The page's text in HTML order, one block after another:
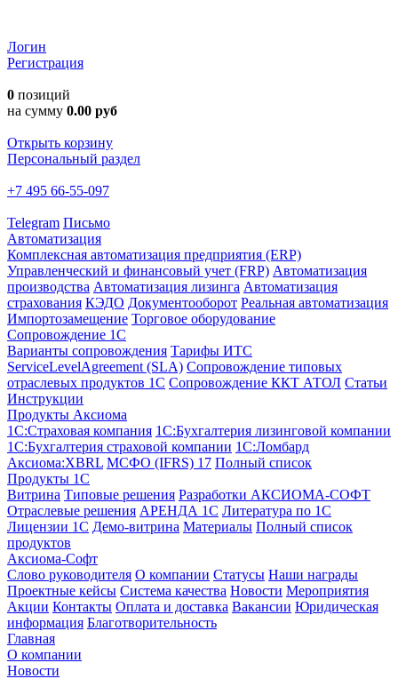
Логин
Регистрация
0 позиций
на сумму 0.00 руб
Открыть корзину
Персональный раздел
+7 495 66-55-097
Telegram Письмо
Автоматизация
Комплексная автоматизация предприятия (ERP)
Управленческий и финансовый учет (FRP) Автоматизация
производства Автоматизация лизинга Автоматизация
страхования КЭДО Документооборот Реальная автоматизация
Импортозамещение Торговое оборудование
Сопровождение 1С
Варианты сопровождения Тарифы ИТС
ServiceLevelAgreement (SLA) Сопровождение типовых
отраслевых продуктов 1С Сопровождение ККТ АТОЛ Статьи
Инструкции
Продукты Аксиома
1С:Страховая компания 1С:Бухгалтерия лизинговой компании
1С:Бухгалтерия страховой компании 1С:Ломбард
Аксиома:XBRL МСФО (IFRS) 17 Полный список
Продукты 1С
Витрина Типовые решения Разработки АКСИОМА-СОФТ
Отраслевые решения АРЕНДА 1С Литература по 1С
Лицензии 1C Демо-витрина Материалы Полный список
продуктов
Аксиома-Софт
Слово руководителя О компании Статусы Наши награды
Проектные кейсы Система качества Новости Мероприятия
Акции Контакты Оплата и доставка Вакансии Юридическая
информация Благотворительность
Главная
О компании
Новости